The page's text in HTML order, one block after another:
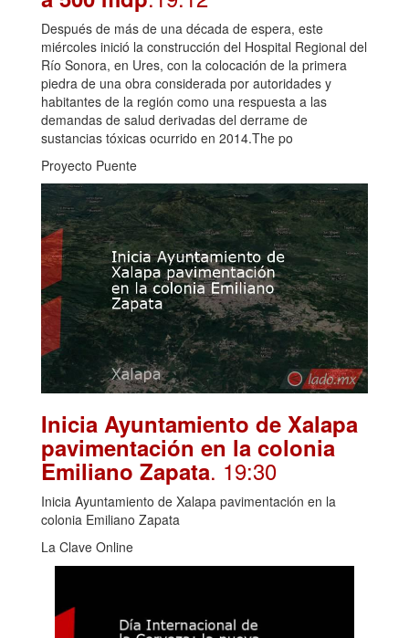
Después de más de una década de espera, este
miércoles inició la construcción del Hospital Regional del
Río Sonora, en Ures, con la colocación de la primera
piedra de una obra considerada por autoridades y
habitantes de la región como una respuesta a las
demandas de salud derivadas del derrame de
sustancias tóxicas ocurrido en 2014.The po
Proyecto Puente
Inicia Ayuntamiento de Xalapa
pavimentación en la colonia
Emiliano Zapata. 19:30
Inicia Ayuntamiento de Xalapa pavimentación en la
colonia Emiliano Zapata
La Clave Online